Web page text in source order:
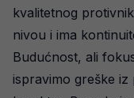
kvalitetnog
nivou i ima
Budućnost, ali
ispravimo greške